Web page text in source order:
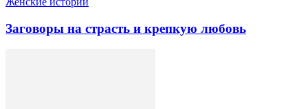
Заговоры на страсть и крепкую любовь